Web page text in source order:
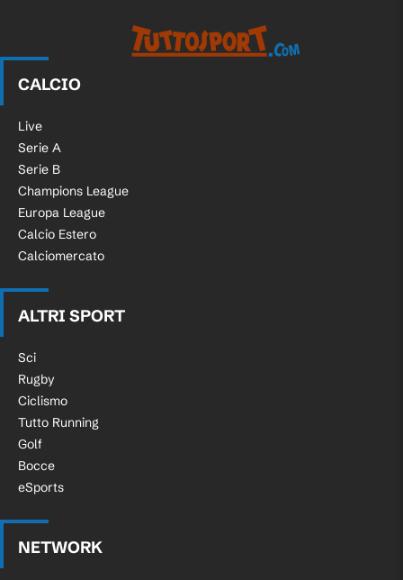
CALCIO
Live
Serie A
Serie B
Champions League
Europa League
Calcio Estero
Calciomercato
ALTRI SPORT
Sci
Rugby
Ciclismo
Tutto Running
Golf
Bocce
eSports
NETWORK